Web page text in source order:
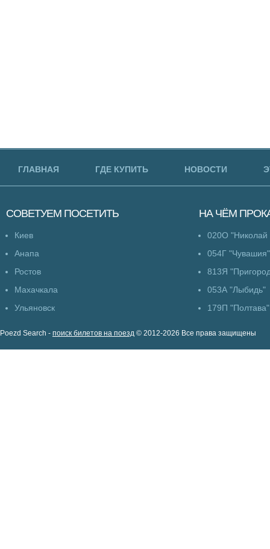
ГЛАВНАЯ ГДЕ КУПИТЬ НОВОСТИ
СОВЕТУЕМ ПОСЕТИТЬ
Киев
Анапа
Ростов
Махачкала
Ульяновск
НА ЧЁМ
020О "Николай
054Г "Чувашия"
813Я
053А "Лыбидь"
179П "Полтава"
Poezd Search - поиск билетов на поезд © 2012-2026 Все права защищены